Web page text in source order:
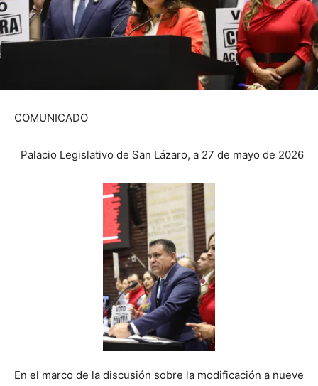
COMUNICADO
Palacio Legislativo de San Lázaro, a 27 de mayo de 2026
En el marco de la discusión sobre la modificación a nueve